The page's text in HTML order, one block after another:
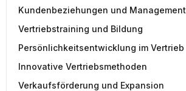
Kundenbeziehungen und Management
Vertriebstraining und Bildung
Persönlichkeitsentwicklung im Vertrieb
Innovative Vertriebsmethoden
Verkaufsförderung und Expansion